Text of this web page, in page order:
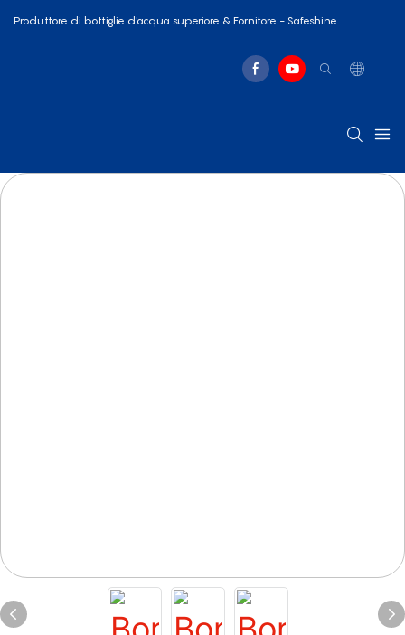
Produttore di bottiglie d'acqua superiore & Fornitore - Safeshine